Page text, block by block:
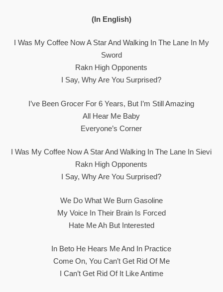
(In English)
I Was My Coffee Now A Star And Walking In The Lane In My
Sword
Rakn High Opponents
I Say, Why Are You Surprised?
I’ve Been Grocer For 6 Years, But I’m Still Amazing
All Hear Me Baby
Everyone’s Corner
I Was My Coffee Now A Star And Walking In The Lane In Sievi
Rakn High Opponents
I Say, Why Are You Surprised?
We Do What We Burn Gasoline
My Voice In Their Brain Is Forced
Hate Me Ah But Interested
In Beto He Hears Me And In Practice
Come On, You Can’t Get Rid Of Me
I Can’t Get Rid Of It Like Antime